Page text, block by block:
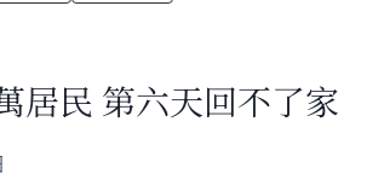
居民 第六天回不了家